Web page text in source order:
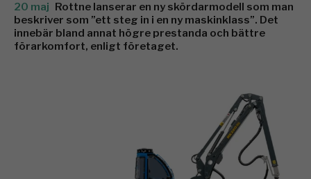
20 maj Rottne lanserar en ny skördarmodell som man
beskriver som ”ett steg in i en ny maskinklass”. Det
innebär bland annat högre prestanda och bättre
förarkomfort, enligt företaget.